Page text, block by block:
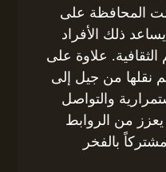
المحافظة على
ذلك الأفراد
الثقافية. علاوة على
نقلها من جيل إلى
والتواصل
من الروابط
بالفخر